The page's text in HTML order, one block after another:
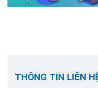
THÔNG TIN LIÊN